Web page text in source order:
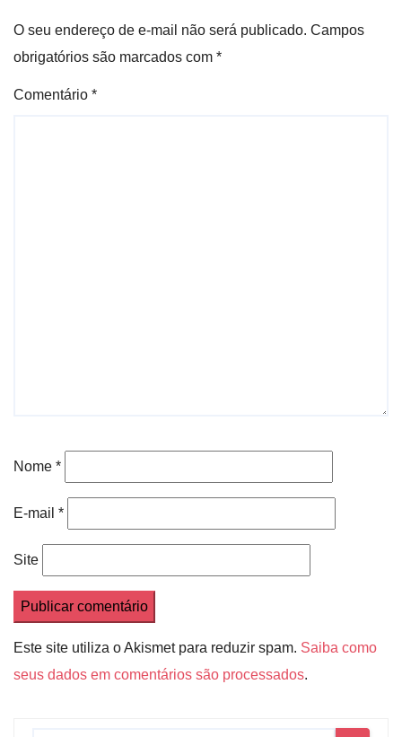
O seu endereço de e-mail não será publicado. Campos
obrigatórios são marcados com *
Comentário *
Nome *
E-mail *
Site
Este site utiliza o Akismet para reduzir spam. Saiba como
seus dados em comentários são processados.